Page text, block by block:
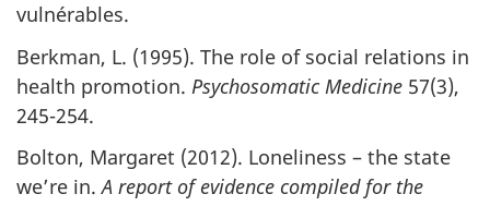
vulnérables.
Berkman, L. (1995). The role of social relations in
health promotion. Psychosomatic Medicine 57(3),
245-254.
Bolton, Margaret (2012). Loneliness – the state
we’re in.A report of evidence compiled for the